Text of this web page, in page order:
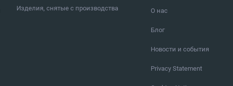
Изделия, снятые с производства О нас
Блог
Новости и события
Privacy Statement